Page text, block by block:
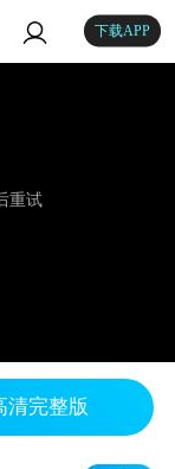
下载APP
重试
清完整版